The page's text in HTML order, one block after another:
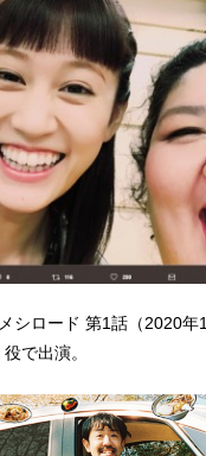
シロード 第1話（2020年
で出演。